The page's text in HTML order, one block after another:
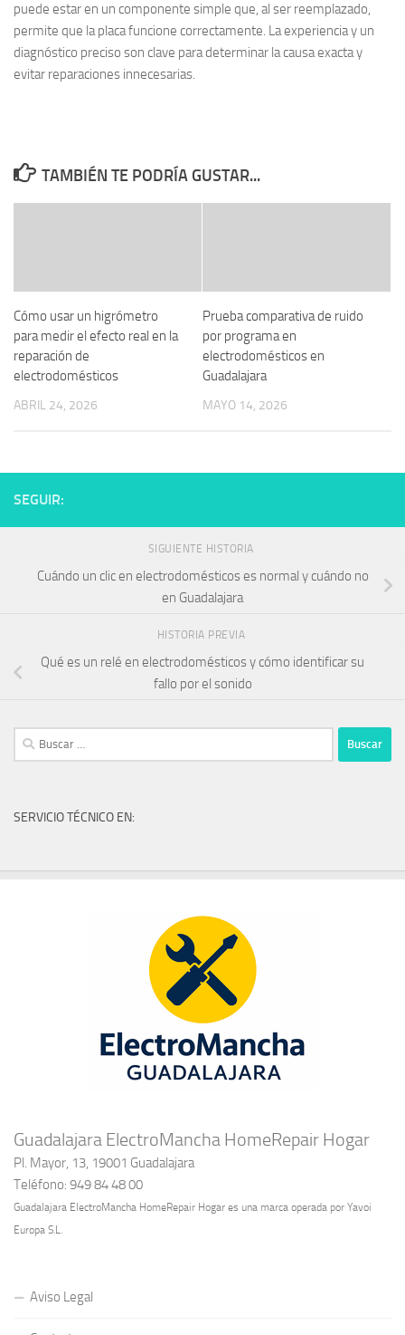
puede estar en un componente simple que, al ser reemplazado,
permite que la placa funcione correctamente. La experiencia y un
diagnóstico preciso son clave para determinar la causa exacta y
evitar reparaciones innecesarias.
TAMBIÉN TE PODRÍA GUSTAR...
Cómo usar un higrómetro
para medir el efecto real en la
reparación de
electrodomésticos
ABRIL 24, 2026
Prueba comparativa de ruido
por programa en
electrodomésticos en
Guadalajara
MAYO 14, 2026
SEGUIR:
SIGUIENTE HISTORIA
Cuándo un clic en electrodomésticos es normal y cuándo no
en Guadalajara
HISTORIA PREVIA
Qué es un relé en electrodomésticos y cómo identificar su
fallo por el sonido
Buscar:
SERVICIO TÉCNICO EN:
Guadalajara ElectroMancha HomeRepair Hogar
Pl. Mayor, 13, 19001 Guadalajara
Teléfono: 949 84 48 00
Guadalajara ElectroMancha HomeRepair Hogar es una marca operada por Yavoi
Europa S.L.
Aviso Legal